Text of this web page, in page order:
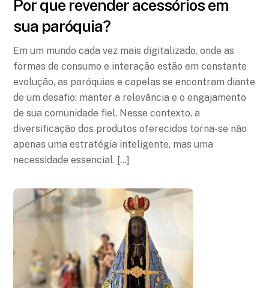
Por que revender acessórios em
sua paróquia?
Em um mundo cada vez mais digitalizado, onde as
formas de consumo e interação estão em constante
evolução, as paróquias e capelas se encontram diante
de um desafio: manter a relevância e o engajamento
de sua comunidade fiel. Nesse contexto, a
diversificação dos produtos oferecidos torna-se não
apenas uma estratégia inteligente, mas uma
necessidade essencial. […]